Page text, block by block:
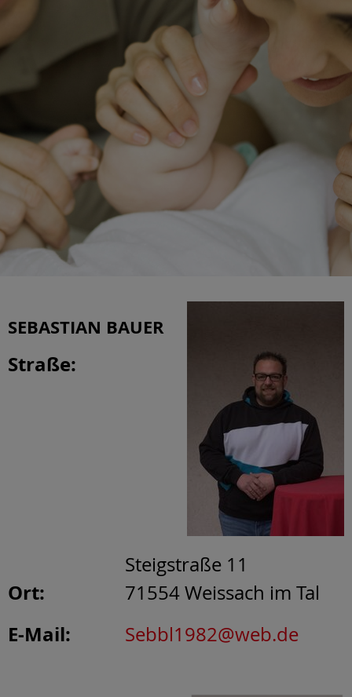
SEBASTIAN BAUER
Straße:
Steigstraße 11
Ort: 71554Weissach im Tal
E-Mail: Sebbl1982@web.de